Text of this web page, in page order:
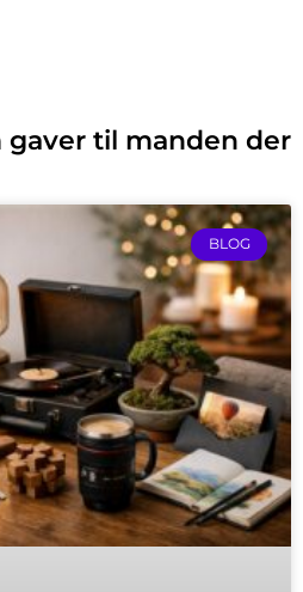
gaver til manden der
BLOG